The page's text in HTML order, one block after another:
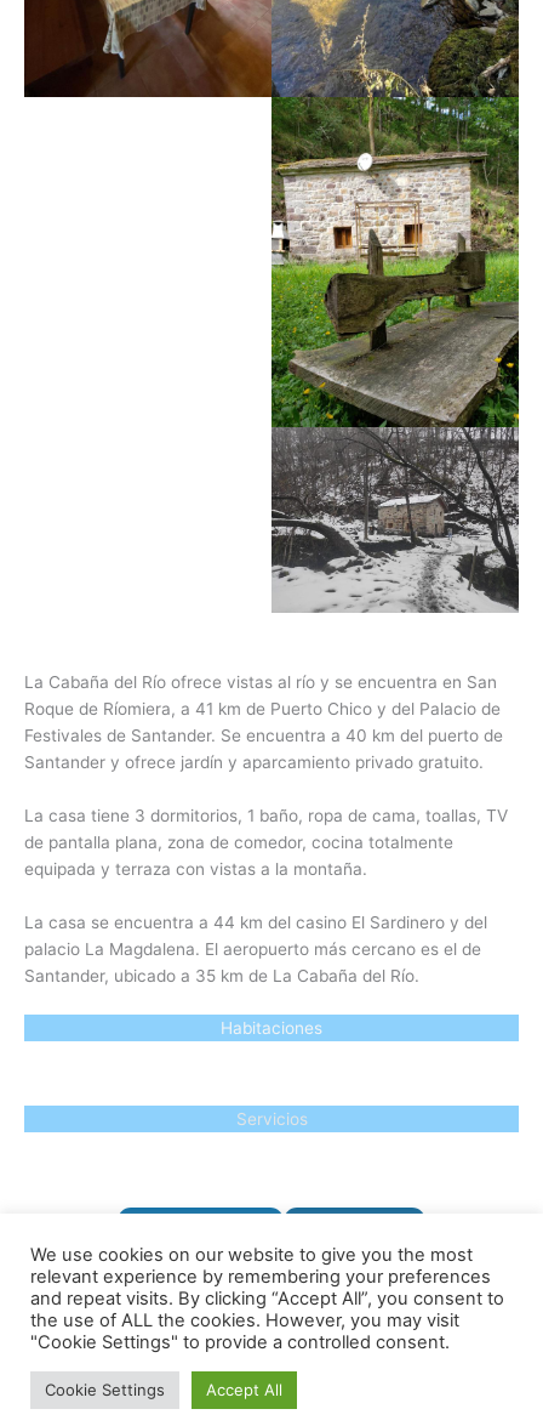
La Cabaña del Río ofrece vistas al río y se encuentra en San
Roque de Ríomiera, a 41 km de Puerto Chico y del Palacio de
Festivales de Santander. Se encuentra a 40 km del puerto de
Santander y ofrece jardín y aparcamiento privado gratuito.
La casa tiene 3 dormitorios, 1 baño, ropa de cama, toallas, TV
de pantalla plana, zona de comedor, cocina totalmente
equipada y terraza con vistas a la montaña.
La casa se encuentra a 44 km del casino El Sardinero y del
palacio La Magdalena. El aeropuerto más cercano es el de
Santander, ubicado a 35 km de La Cabaña del Río.
Habitaciones
Servicios
CA-260, 39728 San Roque de Ríomiera, CANTABRIA
Política de Cookies -Aviso Legal-Política de Privacidad
We use cookies on our website to give you the most
relevant experience by remembering your preferences
and repeat visits. By clicking “Accept All”, you consent to
the use of ALL the cookies. However, you may visit
"Cookie Settings" to provide a controlled consent.
Cookie Settings Accept All